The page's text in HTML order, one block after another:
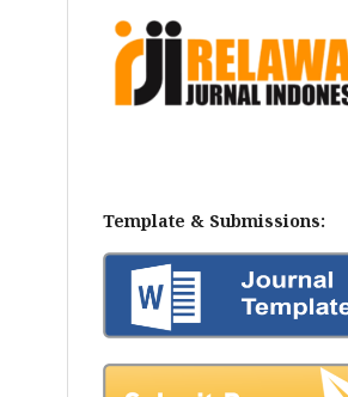
Template & Submissions: